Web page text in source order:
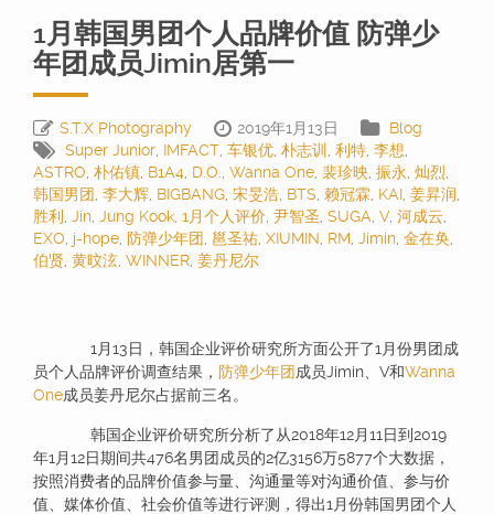
1月韩国男团个人品牌价值 防弹少
年团成员Jimin居第一
S.T.X Photography 2019年1月13日
Blog
Super Junior IMFACT 车银优 朴志训 利特 李想
ASTRO 朴佑镇 B1A4 D.O. Wanna One 裴珍映 振永 灿烈
韩国男团 李大辉 BIGBANG 宋旻浩 BTS 赖冠霖 KAI 姜昇润
胜利
Jin Jung Kook 1月个人评价 尹智圣 SUGA V, 河成云
EXO j-hope 防弹少年团 邕圣祐 XIUMIN RM Jimin 金在奂
伯贤 黄旼泫 WINNER 姜丹尼尔
1月13日，韩国企业评价研究所方面公开了1月份男团成
员个人品牌评价调查结果， 防弹少年团成员Jimin、V和Wanna
One成员姜丹尼尔占据前三名。
韩国企业评价研究所分析了从2018年12月11日到2019
年1月12日期间共476名男团成员的2亿3156万5877个大数据，
按照消费者的品牌价值参与量、沟通量等对沟通价值、参与价
值、媒体价值、社会价值等进行评测，得出1月份韩国男团个人